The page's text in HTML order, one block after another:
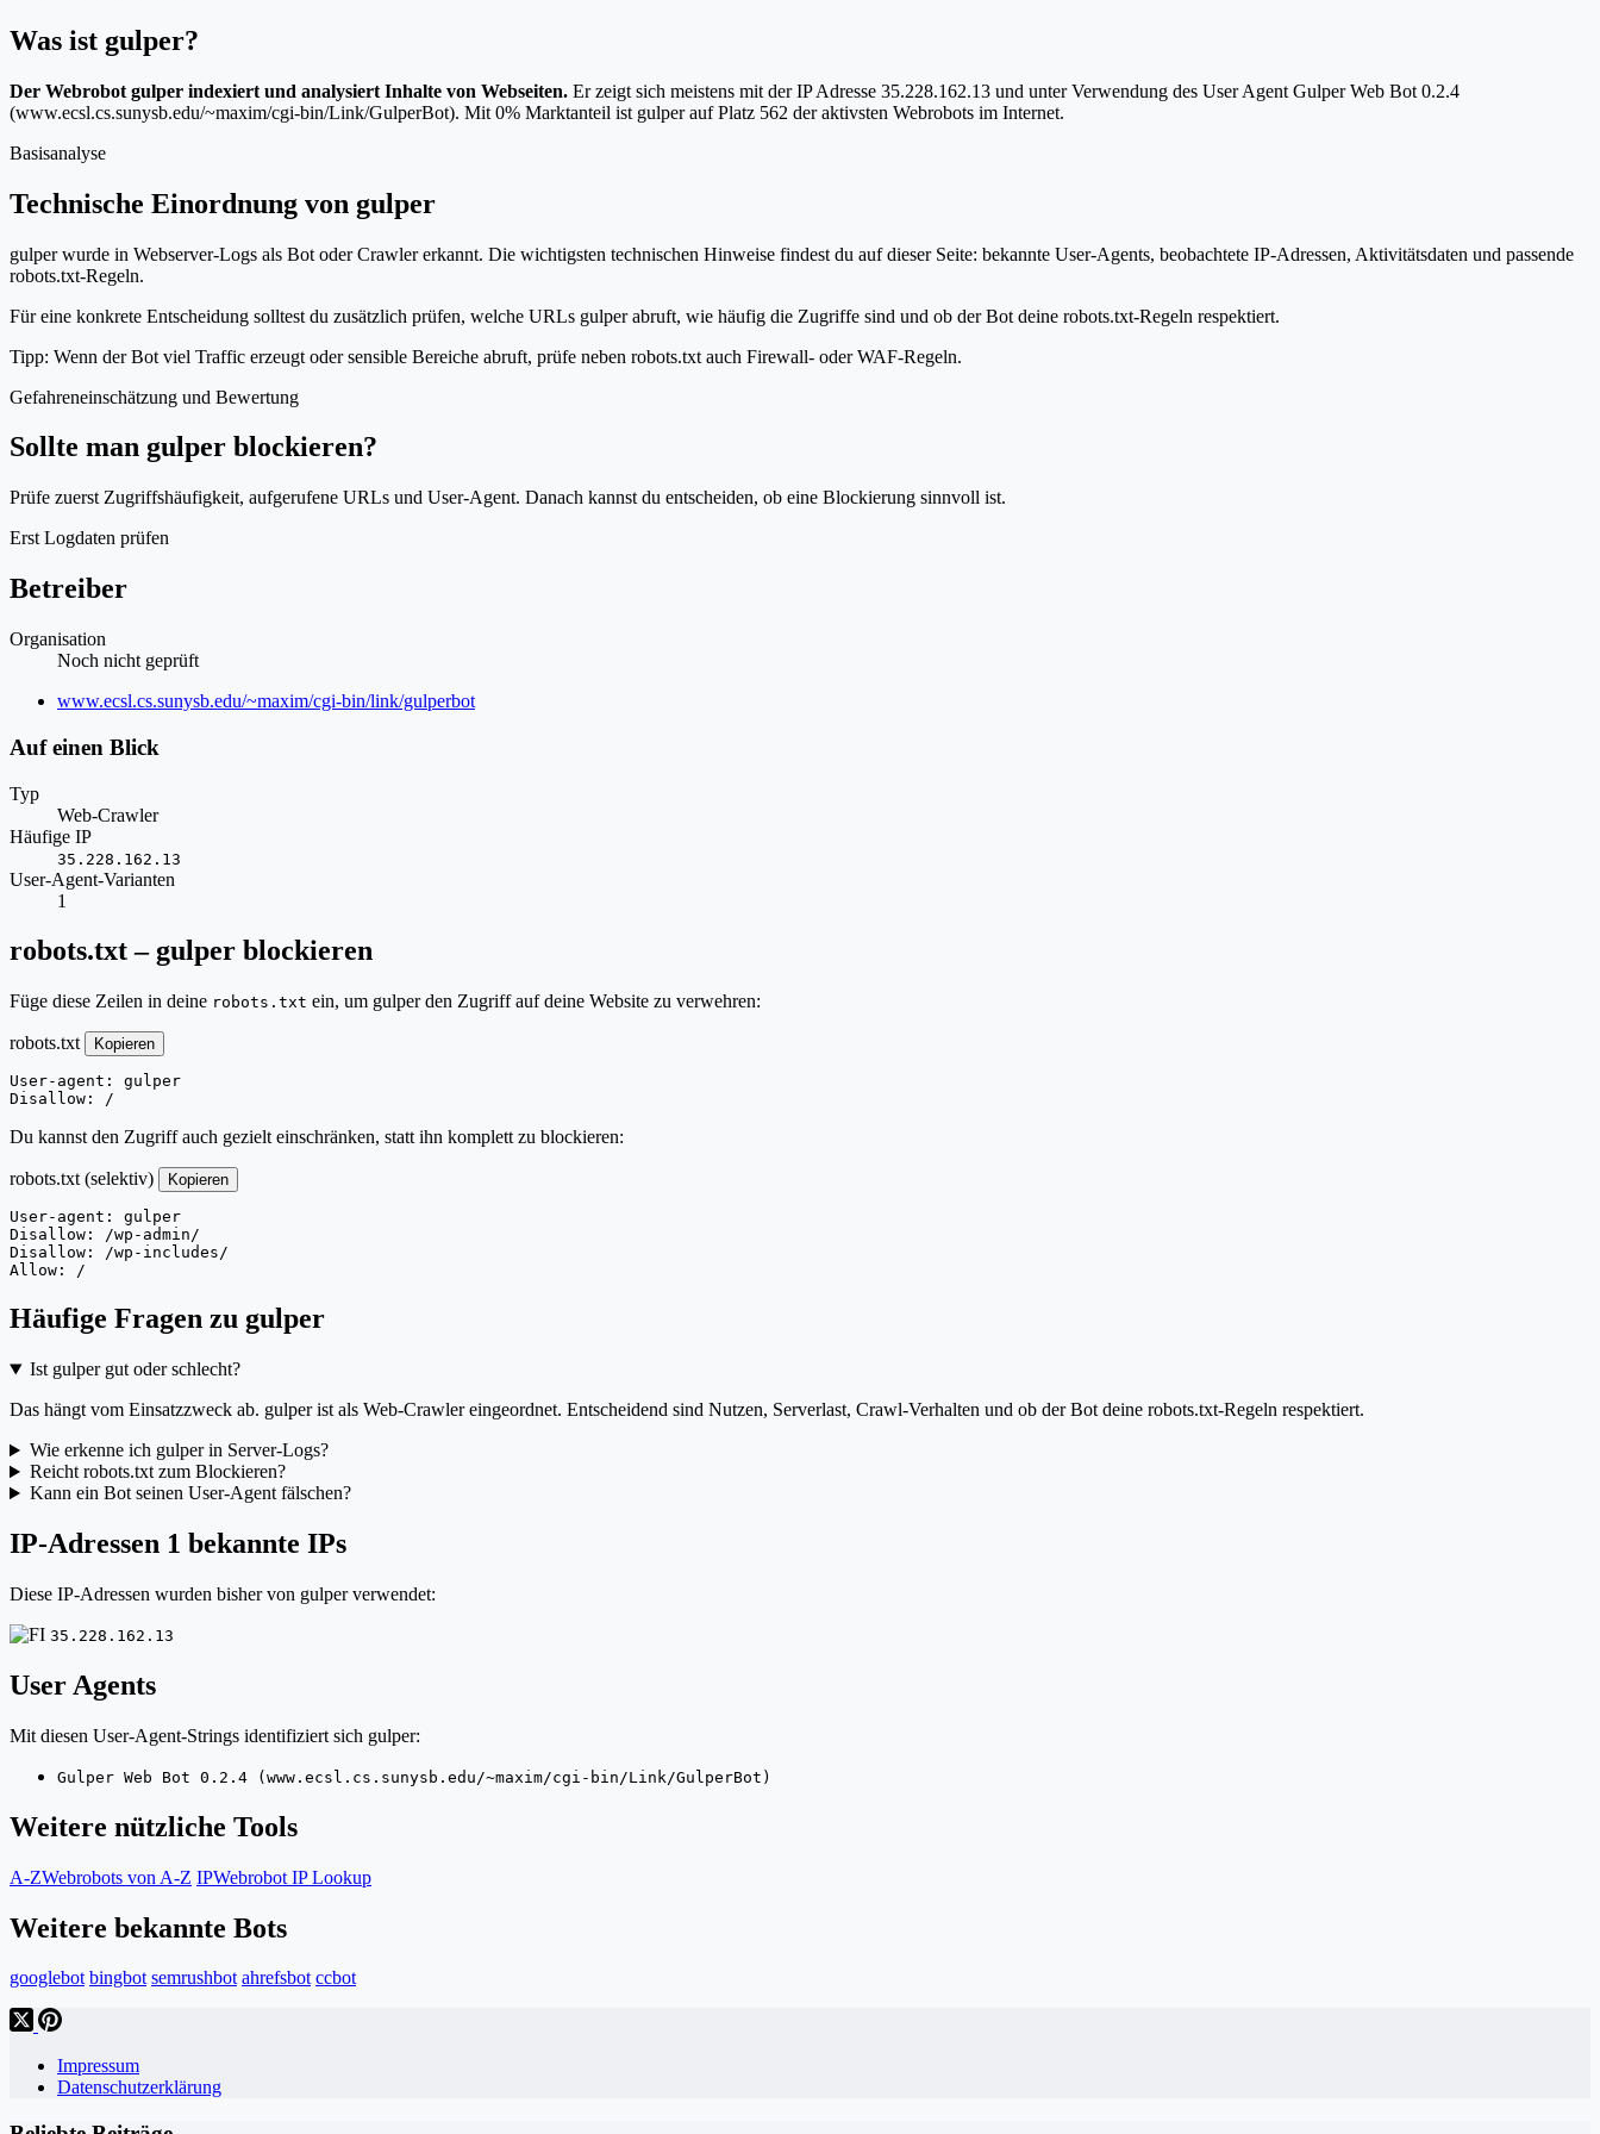
Was ist gulper?
Der Webrobot gulper indexiert und analysiert Inhalte von Webseiten. Er zeigt sich meistens mit der IP Adresse 35.228.162.13 und unter Verwendung des User Agent Gulper Web Bot 0.2.4
(www.ecsl.cs.sunysb.edu/~maxim/cgi-bin/Link/GulperBot). Mit 0% Marktanteil ist gulper auf Platz 562 der aktivsten Webrobots im Internet.
Basisanalyse
Technische Einordnung von gulper
gulper wurde in Webserver-Logs als Bot oder Crawler erkannt. Die wichtigsten technischen Hinweise findest du auf dieser Seite: bekannte User-Agents, beobachtete IP-Adressen, Aktivitätsdaten und passende
robots.txt-Regeln.
Für eine konkrete Entscheidung solltest du zusätzlich prüfen, welche URLs gulper abruft, wie häufig die Zugriffe sind und ob der Bot deine robots.txt-Regeln respektiert.
Tipp: Wenn der Bot viel Traffic erzeugt oder sensible Bereiche abruft, prüfe neben robots.txt auch Firewall- oder WAF-Regeln.
Gefahreneinschätzung und Bewertung
Sollte man gulper blockieren?
Prüfe zuerst Zugriffshäufigkeit, aufgerufene URLs und User-Agent. Danach kannst du entscheiden, ob eine Blockierung sinnvoll ist.
Erst Logdaten prüfen
Betreiber
Organisation
Noch nicht geprüft
Website
www.ecsl.cs.sunysb.edu/~maxim/cgi-bin/link/gulperbot
Auf einen Blick
Typ
Web-Crawler
Häufige IP
35.228.162.13
User-Agent-Varianten
1
robots.txt – gulper blockieren
Füge diese Zeilen in deine robots.txt ein, um gulper den Zugriff auf deine Website zu verwehren:
robots.txt Kopieren
User-agent: gulper
Disallow: /
Du kannst den Zugriff auch gezielt einschränken, statt ihn komplett zu blockieren:
robots.txt (selektiv) Kopieren
User-agent: gulper
Disallow: /wp-admin/
Disallow: /wp-includes/
Allow: /
Häufige Fragen zu gulper
Ist gulper gut oder schlecht?
Das hängt vom Einsatzzweck ab. gulper ist als Web-Crawler eingeordnet. Entscheidend sind Nutzen, Serverlast, Crawl-Verhalten und ob der Bot deine robots.txt-Regeln respektiert.
Wie erkenne ich gulper in Server-Logs?
Reicht robots.txt zum Blockieren?
Kann ein Bot seinen User-Agent fälschen?
IP-Adressen 1 bekannte IPs
Diese IP-Adressen wurden bisher von gulper verwendet:
35.228.162.13
User Agents
Mit diesen User-Agent-Strings identifiziert sich gulper:
Gulper Web Bot 0.2.4 (www.ecsl.cs.sunysb.edu/~maxim/cgi-bin/Link/GulperBot)
Weitere nützliche Tools
A-ZWebrobots von A-Z IPWebrobot IP Lookup
Weitere bekannte Bots
googlebot bingbot semrushbot ahrefsbot ccbot
Impressum
Datenschutzerklärung